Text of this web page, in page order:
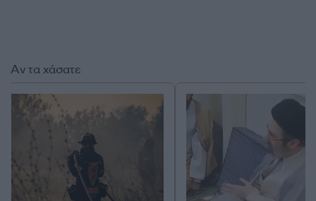
Αν τα χάσατε